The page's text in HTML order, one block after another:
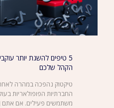
5 טיפים להשגת יותר
הקהל שלכם
טיקטוק נהפכה במהרה
החברתיות הפופולאריות
משתמשים פעילים. אם אתם